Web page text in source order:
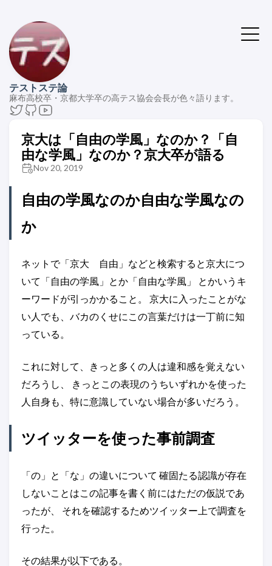
テストステ論
麻布高校卒・京都大学卒の高テス協会会長が色々語ります。
京大は「自由の学風」なのか？「自
由な学風」なのか？京大卒が語る
Nov 20, 2019
自由の学風なのか自由な学風なの
か
ネットで「京大 自由」などと検索すると京大につ
いて「自由の学風」とか「自由な学風」 とかいうキ
ーワードが引っかかること。 京大に入ったことがな
い人でも、バカのくせにこの言葉だけは一丁前に知
っている。
これに対して、きっと多くの人は違和感を覚えない
だろうし、 きっとこの表現のうちいずれかを使った
人自身も、特に意識していない場合が多いだろう。
ツイッターを使った事前調査
「の」と「な」の違いについて 確固たる認識が存在
しないことはこの記事を書く前にはただの仮説であ
ったが、 それを確認するためツイッター上で調査を
行った。
その結果が以下である。